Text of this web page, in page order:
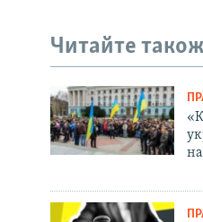
Читайте також